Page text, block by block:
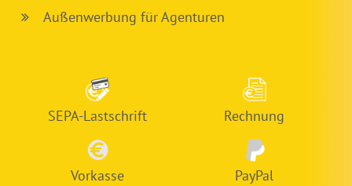
Außenwerbung für Agenturen
SEPA-Lastschrift Rechnung
Vorkasse PayPal